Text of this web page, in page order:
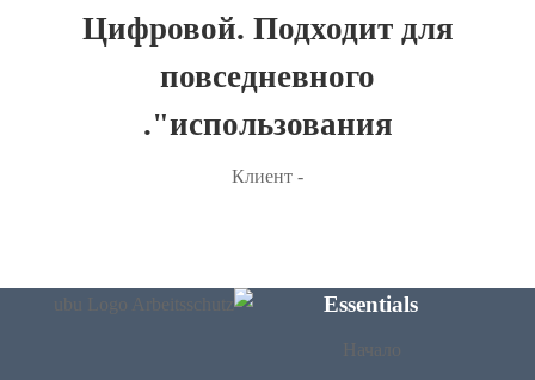
Цифровой. Подходит для
повседневного
использования".
- Клиент
Essentials
Начало